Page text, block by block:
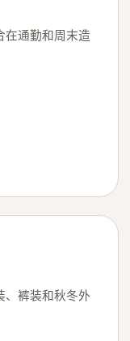
在通勤和周末造
、裤装和秋冬外